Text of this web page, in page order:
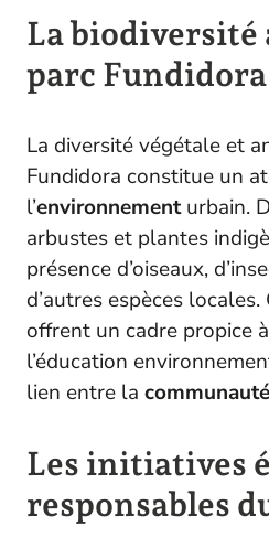
La biodiversité
parc Fundidora
La diversité végétale et
Fundidora constitue un
l’environnementurbain.
arbustes et plantes
présence d’oiseaux,
d’autres espèces
offrent un cadre propice
l’éducation
lien entre la communauté
Les initiatives
responsables